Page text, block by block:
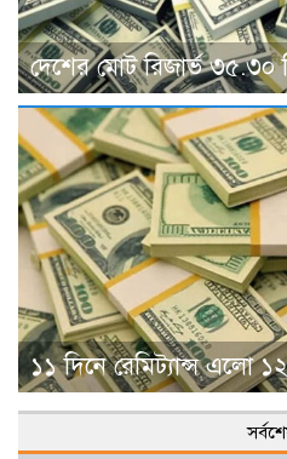
দেশের মোট রিজার্ভ ৩৫.৩০
১১ দিনে রেমিট্যান্স এলো